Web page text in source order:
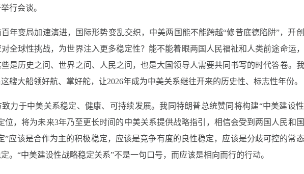
行会谈。
年变局加速演进，国际形势变乱交织，中美两国能不能跨越“修昔底德陷阱”，开
全球性挑战，为世界注入更多稳定性？能不能着眼两国人民福祉和人类前途命运
是历史之问、世界之问、人民之问，也是大国领导人需要共同书写的时代答卷。
艘大船领好航、掌好舵，让2026年成为中美关系继往开来的历史性、标志性年份。
力于中美关系稳定、健康、可持续发展。我同特朗普总统赞同将构建“中美建设
位，将为未来3年乃至更长时间的中美关系提供战略指引，相信会受到两国人民和
”应该是合作为主的积极稳定，应该是竞争有度的良性稳定，应该是分歧可控的常
。“中美建设性战略稳定关系”不是一句口号，而应该是相向而行的行动。